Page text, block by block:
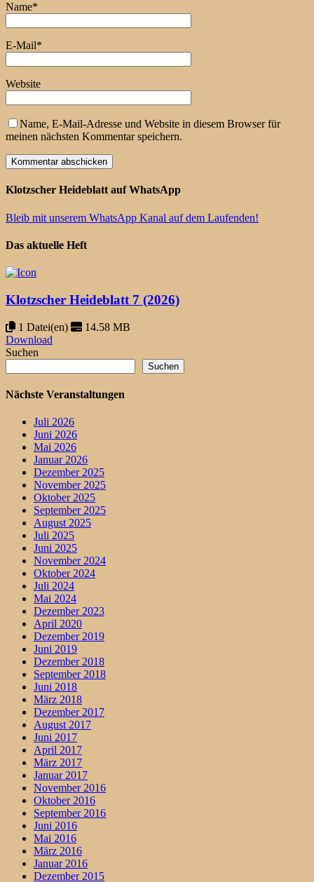
Name*
E-Mail*
Website
Name, E-Mail-Adresse und Website in diesem Browser für
meinen nächsten Kommentar speichern.
Klotzscher Heideblatt auf WhatsApp
Bleib mit unserem WhatsApp Kanal auf dem Laufenden!
Das aktuelle Heft
Klotzscher Heideblatt 7 (2026)
1 Datei(en)
14.58 MB
Download
Suchen
Suchen
Nächste Veranstaltungen
Juli 2026
Juni 2026
Mai 2026
Januar 2026
Dezember 2025
November 2025
Oktober 2025
September 2025
August 2025
Juli 2025
Juni 2025
November 2024
Oktober 2024
Juli 2024
Mai 2024
Dezember 2023
April 2020
Dezember 2019
Juni 2019
Dezember 2018
September 2018
Juni 2018
März 2018
Dezember 2017
August 2017
Juni 2017
April 2017
März 2017
Januar 2017
November 2016
Oktober 2016
September 2016
Juni 2016
Mai 2016
März 2016
Januar 2016
Dezember 2015